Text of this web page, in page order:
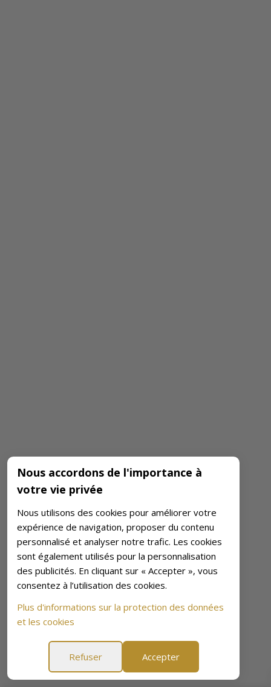
Nous accordons de l'importance à
votre vie privée
Nous utilisons des cookies pour améliorer votre
expérience de navigation, proposer du contenu
personnalisé et analyser notre trafic. Les cookies
sont également utilisés pour la personnalisation
des publicités. En cliquant sur « Accepter », vous
consentez à l’utilisation des cookies.
Plus d'informations sur la protection des données
et les cookies
Refuser Accepter